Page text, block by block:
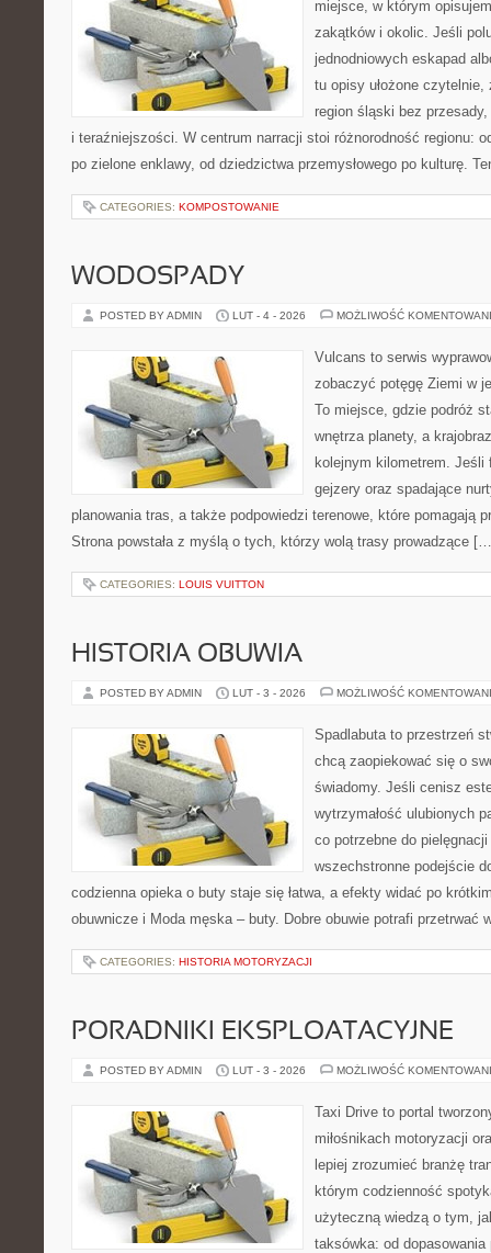
miejsce, w którym
zakątków i okolic. Jeśli
jednodniowych eskapad
tu opisy ułożone
region śląski bez
i teraźniejszości. W centrum narracji stoi różnorodność regionu:
po zielone enklawy, od dziedzictwa przemysłowego po kulturę.
CATEGORIES: KOMPOSTOWANIE
WODOSPADY
POSTED BY ADMIN LUT - 4 - 2026 MOŻLIWOŚĆ
Vulcans to serwis
zobaczyć potęgę Ziemi w
To miejsce, gdzie podróż
wnętrza planety, a
kolejnym kilometrem. Jeśli
gejzery oraz spadające
planowania tras, a także podpowiedzi terenowe, które pomagają
Strona powstała z myślą o tych, którzy wolą trasy prowadzące
CATEGORIES: LOUIS VUITTON
HISTORIA OBUWIA
POSTED BY ADMIN LUT - 3 - 2026 MOŻLIWOŚĆ
Spadlabuta to przestrzeń
chcą zaopiekować się o
świadomy. Jeśli cenisz
wytrzymałość ulubionych
co potrzebne do
wszechstronne podejście
codzienna opieka o buty staje się łatwa, a efekty widać po
obuwnicze i Moda męska – buty. Dobre obuwie potrafi przetrwać
CATEGORIES: HISTORIA MOTORYZACJI
PORADNIKI EKSPLOATACYJNE
POSTED BY ADMIN LUT - 3 - 2026 MOŻLIWOŚĆ
Taxi Drive to portal
miłośnikach motoryzacji
lepiej zrozumieć branżę
którym codzienność
użyteczną wiedzą o tym,
taksówka: od